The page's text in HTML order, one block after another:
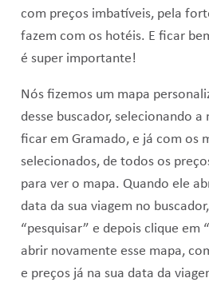
com preços imbatíveis, pela
fazem com os hotéis. E ficar
é super importante!
Nós fizemos um mapa
desse buscador, selecionando
ficar em Gramado, e já com os
selecionados, de todos os
para ver o mapa. Quando ele
data da sua viagem no
“pesquisar” e depois clique em
abrir novamente esse mapa,
e preços já na sua data da